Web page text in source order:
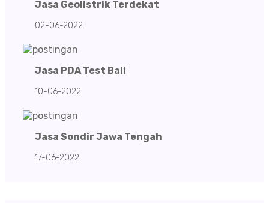
Jasa Geolistrik Terdekat
02-06-2022
Jasa PDA Test Bali
10-06-2022
Jasa Sondir Jawa Tengah
17-06-2022